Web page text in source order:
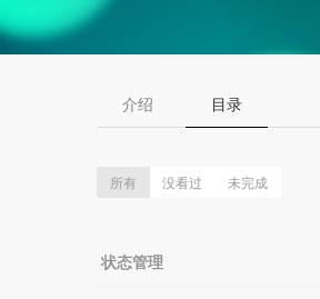
介绍 目录
所有 没看过 未完成
状态管理